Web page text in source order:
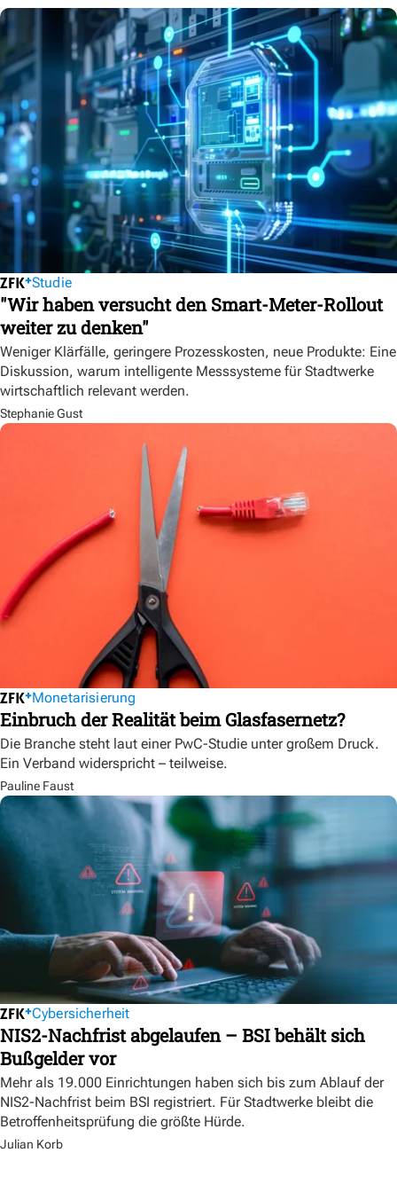
Studie
"Wir haben versucht den Smart-Meter-Rollout
weiter zu denken"
Weniger Klärfälle, geringere Prozesskosten, neue Produkte: Eine
Diskussion, warum intelligente Messsysteme für Stadtwerke
wirtschaftlich relevant werden.
Stephanie Gust
Monetarisierung
Einbruch der Realität beim Glasfasernetz?
Die Branche steht laut einer PwC-Studie unter großem Druck.
Ein Verband widerspricht – teilweise.
Pauline Faust
Cybersicherheit
NIS2-Nachfrist abgelaufen – BSI behält sich
Bußgelder vor
Mehr als 19.000 Einrichtungen haben sich bis zum Ablauf der
NIS2-Nachfrist beim BSI registriert. Für Stadtwerke bleibt die
Betroffenheitsprüfung die größte Hürde.
Julian Korb